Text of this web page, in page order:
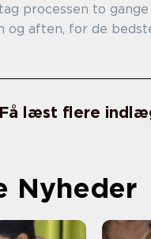
processen to gange
og aften, for de
Få læst flere
Nyheder